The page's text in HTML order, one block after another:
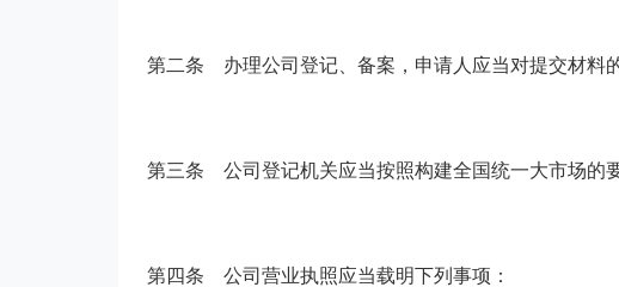
第二条 办理公司登记、备案，申请人应当对提交材料
第三条 公司登记机关应当按照构建全国统一大市场的
第四条 公司营业执照应当载明下列事项：